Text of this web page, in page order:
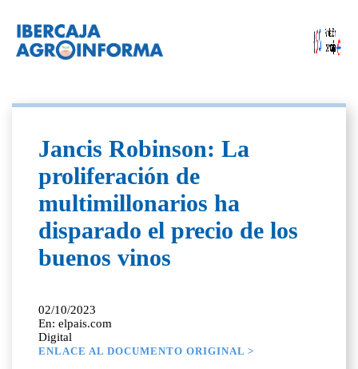
Jancis Robinson: La
proliferación de
multimillonarios ha
disparado el precio de los
buenos vinos
02/10/2023
En: elpais.com
Digital
ENLACE AL DOCUMENTO ORIGINAL >